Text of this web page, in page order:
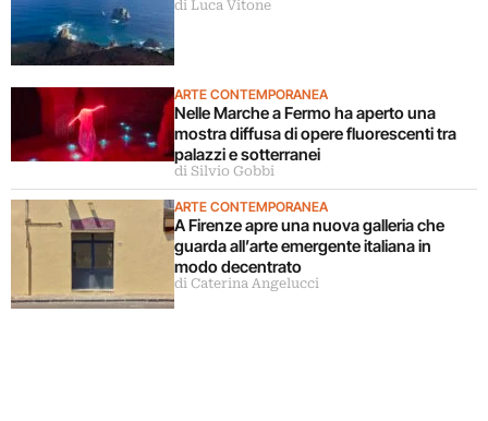
di Luca Vitone
ARTE CONTEMPORANEA
Nelle Marche a Fermo ha aperto una
mostra diffusa di opere fluorescenti tra
palazzi e sotterranei
di Silvio Gobbi
ARTE CONTEMPORANEA
A Firenze apre una nuova galleria che
guarda all’arte emergente italiana in
modo decentrato
di Caterina Angelucci